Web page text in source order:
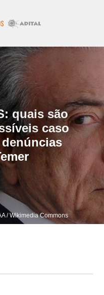
quais são
caso
/ Wikimedia Commons